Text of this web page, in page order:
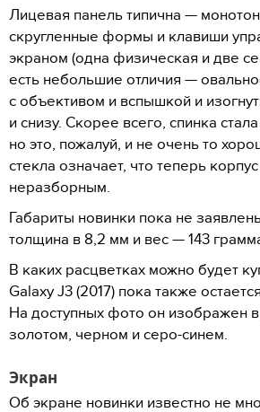
Лицевая панель типична —
скругленные формы и клавиши
экраном (одна физическая и две
есть небольшие отличия —
с объективом и вспышкой и
и снизу. Скорее всего, спинка
но это, пожалуй, и не очень то
стекла означает, что теперь
неразборным.
Габариты новинки пока не
толщина в 8,2 мм и вес — 143
В каких расцветках можно будет
Galaxy J3 (2017) пока также
На доступных фото он изображен
золотом, черном и серо-синем.
Экран
Об экране новинки известно не